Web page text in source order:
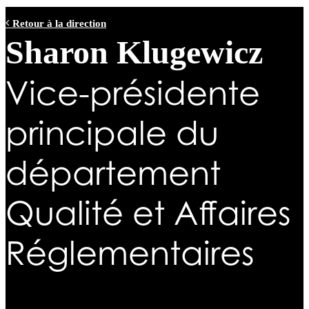
Retour à la direction
Sharon Klugewicz
Vice-présidente
principale du
département
Qualité et Affaires
Réglementaires